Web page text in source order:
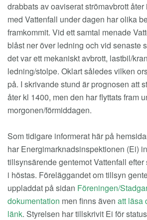
drabbats av oaviserat strömavbrott
med Vattenfall under dagen har olika
framkommit. Vid ett samtal menade
blåst ner över ledning och vid senaste
det var ett mekaniskt avbrott, lastbil/
ledning/stolpe. Oklart således vilken
på. I skrivande stund är prognosen att
åter kl 1400, men den har flyttats fram
morgonen/förmiddagen.
Som tidigare informerat här på
har Energimarknadsinspektionen (Ei)
tillsynsärende gentemot Vattenfall
i höstas. Föreläggandet om tillsyn
uppladdat på sidan Föreningen/
dokumentation men finns även att läsa
länk. Styrelsen har tillskrivit Ei för